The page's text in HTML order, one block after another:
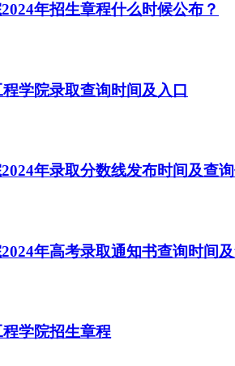
年招生章程什么时候公布？
学院录取查询时间及入口
年录取分数线发布时间及查
年高考录取通知书查询时间
学院招生章程